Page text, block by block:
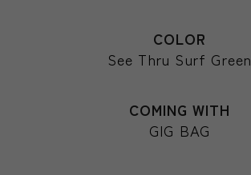
COLOR
See Thru Surf Green
COMING WITH
GIG BAG